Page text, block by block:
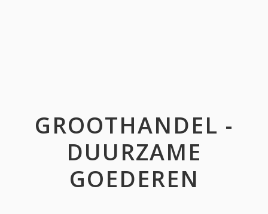
GROOTHANDEL -
DUURZAME
GOEDEREN